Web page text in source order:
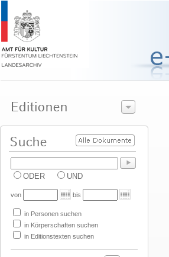
ODER UND
von bis
in Personen suchen
in Körperschaften suchen
in Editionstexten suchen